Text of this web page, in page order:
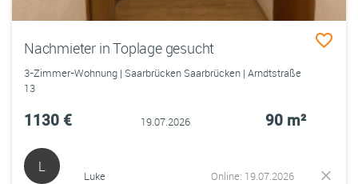
Nachmieter in Toplage gesucht
3-Zimmer-Wohnung | Saarbrücken Saarbrücken | Arndtstraße
13
1130 € 19.07.2026 90 m²
L
Luke Online: 19.07.2026